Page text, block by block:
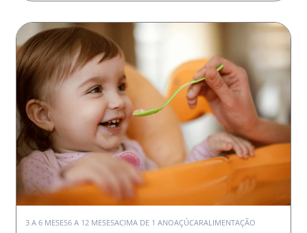
3 A 6 MESES6 A 12 MESESACIMA DE 1 ANOAÇÚCARALIMENTAÇÃO